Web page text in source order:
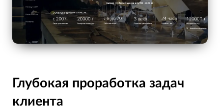
Глубокая проработка задач
клиента